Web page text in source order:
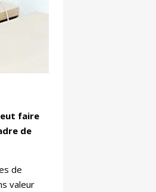
faire
de
de
valeur